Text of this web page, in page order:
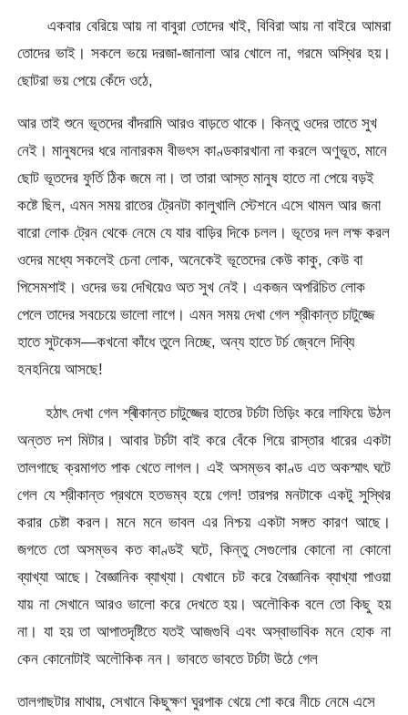
একবার বেরিয়ে আয় না বাবুরা তোদের খাই, বিবিরা আয় না বাইরে আমরা
তোদের ভাই। সকলে ভয়ে দরজা-জানালা আর খোলে না, গরমে অস্থির হয়।
ছোটরা ভয় পেয়ে কেঁদে ওঠে,
আর তাই শুনে ভূতদের বাঁদরামি আরও বাড়তে থাকে। কিন্তু ওদের তাতে সুখ
নেই। মানুষদের ধরে নানারকম বীভৎস কাণ্ডকারখানা না করলে অণুভূত, মানে
ছোট ভূতদের ফুর্তি ঠিক জমে না। তা তারা আস্ত মানুষ হাতে না পেয়ে বড়ই
কষ্টে ছিল, এমন সময় রাতের ট্রেনটা কালুখালি স্টেশনে এসে থামল আর জনা
বারো লোক ট্রেন থেকে নেমে যে যার বাড়ির দিকে চলল। ভূতের দল লক্ষ করল
ওদের মধ্যে সকলেই চেনা লোক, অনেকেই ভূতেদের কেউ কাকু, কেউ বা
পিসেমশাই। ওদের ভয় দেখিয়েও অত সুখ নেই। একজন অপরিচিত লোক
পেলে তাদের সবচেয়ে ভালো লাগে। এমন সময় দেখা গেল শ্রীকান্ত চাটুজ্জে
হাতে সুটকেস—কখনো কাঁধে তুলে নিচ্ছে, অন্য হাতে টর্চ জ্বেলে দিব্যি
হনহনিয়ে আসছে!
হঠাৎ দেখা গেল শ্ৰীকান্ত চাটুজ্জের হাতের টর্চটা তিড়িং করে লাফিয়ে উঠল
অন্তত দশ মিটার। আবার টর্চটা বাই করে বেঁকে গিয়ে রাস্তার ধারের একটা
তালগাছে ক্রমাগত পাক খেতে লাগল। এই অসম্ভব কাণ্ড এত অকস্মাৎ ঘটে
গেল যে শ্রীকান্ত প্রথমে হতভম্ব হয়ে গেল! তারপর মনটাকে একটু সুস্থির
করার চেষ্টা করল। মনে মনে ভাবল এর নিশ্চয় একটা সঙ্গত কারণ আছে।
জগতে তো অসম্ভব কত কাণ্ডই ঘটে, কিন্তু সেগুলোর কোনো না কোনো
ব্যাখ্যা আছে। বৈজ্ঞানিক ব্যাখ্যা। যেখানে চট করে বৈজ্ঞানিক ব্যাখ্যা পাওয়া
যায় না সেখানে আরও ভালো করে দেখতে হয়। অলৌকিক বলে তো কিছু হয়
না। যা হয় তা আপাতদৃষ্টিতে যতই আজগুবি এবং অস্বাভাবিক মনে হোক না
কেন কোনোটাই অলৌকিক নন। ভাবতে ভাবতে টর্চটা উঠে গেল
তালগাছটার মাথায়, সেখানে কিছুক্ষণ ঘুরপাক খেয়ে শো করে নীচে নেমে এসে